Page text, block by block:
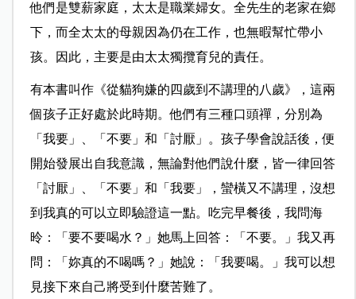
他們是雙薪家庭，太太是職業婦女。全先生的老家在鄉
下，而全太太的母親因為仍在工作，也無暇幫忙帶小
孩。因此，主要是由太太獨攬育兒的責任。
有本書叫作《從貓狗嫌的四歲到不講理的八歲》，這兩
個孩子正好處於此時期。他們有三種口頭禪，分別為
「我要」、「不要」和「討厭」。孩子學會說話後，便
開始發展出自我意識，無論對他們說什麼，皆一律回答
「討厭」、「不要」和「我要」，蠻橫又不講理，沒想
到我真的可以立即驗證這一點。吃完早餐後，我問海
昤：「要不要喝水？」她馬上回答：「不要。」我又再
問：「妳真的不喝嗎？」她說：「我要喝。」我可以想
見接下來自己將受到什麼苦難了。